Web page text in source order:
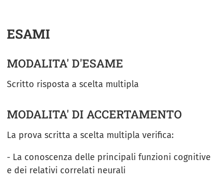
ESAMI
MODALITA' D'ESAME
Scritto risposta a scelta multipla
MODALITA' DI ACCERTAMENTO
La prova scritta a scelta multipla verifica:
- La conoscenza delle principali funzioni cognitive
e dei relativi correlati neurali